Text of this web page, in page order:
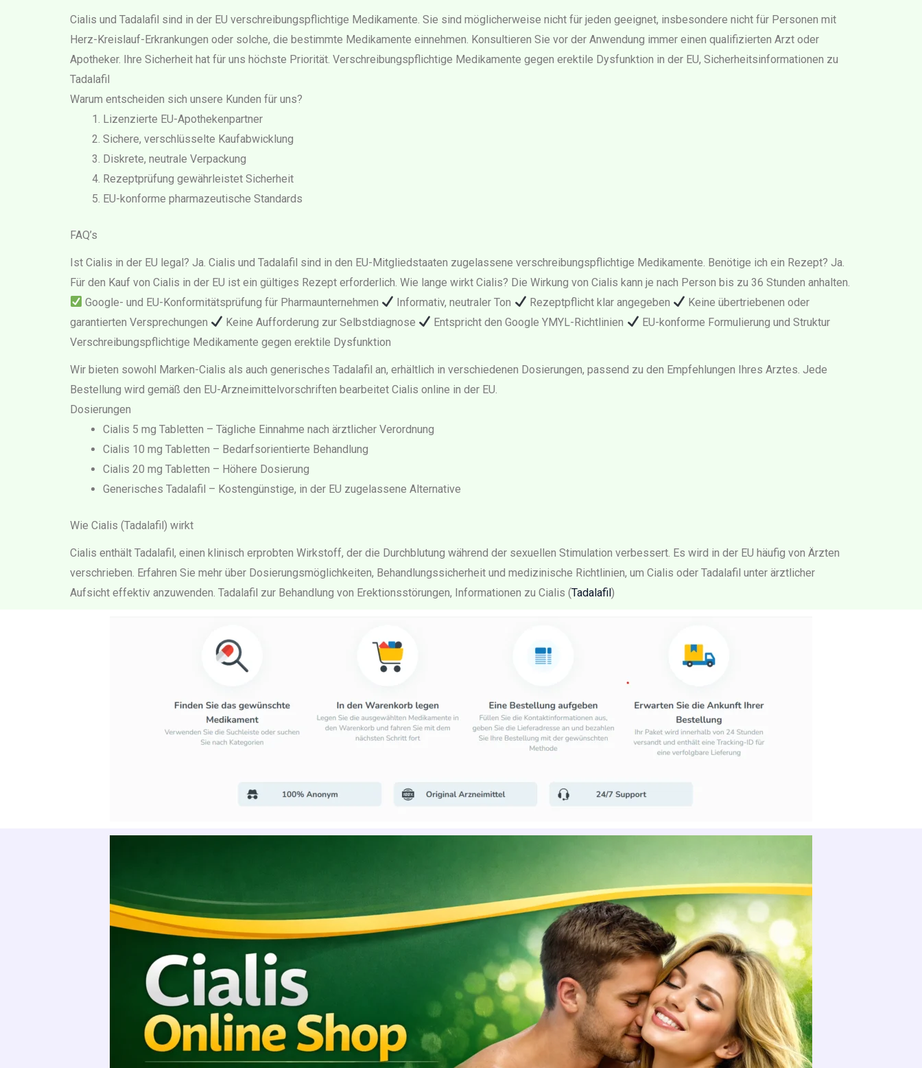
Cialis und Tadalafil sind in der EU verschreibungspflichtige Medikamente. Sie sind möglicherweise nicht für jeden geeignet, insbesondere nicht für Personen mit
Herz-Kreislauf-Erkrankungen oder solche, die bestimmte Medikamente einnehmen. Konsultieren Sie vor der Anwendung immer einen qualifizierten Arzt oder
Apotheker. Ihre Sicherheit hat für uns höchste Priorität. Verschreibungspflichtige Medikamente gegen erektile Dysfunktion in der EU, Sicherheitsinformationen zu
Tadalafil
Warum entscheiden sich unsere Kunden für uns?
Lizenzierte EU-Apothekenpartner
Sichere, verschlüsselte Kaufabwicklung
Diskrete, neutrale Verpackung
Rezeptprüfung gewährleistet Sicherheit
EU-konforme pharmazeutische Standards
FAQ’s
Ist Cialis in der EU legal? Ja. Cialis und Tadalafil sind in den EU-Mitgliedstaaten zugelassene verschreibungspflichtige Medikamente. Benötige ich ein Rezept? Ja.
Für den Kauf von Cialis in der EU ist ein gültiges Rezept erforderlich. Wie lange wirkt Cialis? Die Wirkung von Cialis kann je nach Person bis zu 36 Stunden anhalten.
Google- und EU-Konformitätsprüfung für Pharmaunternehmen
Informativ, neutraler Ton Rezeptpflicht klar angegeben
Keine übertriebenen oder
garantierten Versprechungen
Keine Aufforderung zur Selbstdiagnose Entspricht den Google YMYL-Richtlinien
EU-konforme Formulierung und Struktur
Verschreibungspflichtige Medikamente gegen erektile Dysfunktion
Wir bieten sowohl Marken-Cialis als auch generisches Tadalafil an, erhältlich in verschiedenen Dosierungen, passend zu den Empfehlungen Ihres Arztes. Jede
Bestellung wird gemäß den EU-Arzneimittelvorschriften bearbeitet Cialis online in der EU.
Dosierungen
Cialis 5 mg Tabletten – Tägliche Einnahme nach ärztlicher Verordnung
Cialis 10 mg Tabletten – Bedarfsorientierte Behandlung
Cialis 20 mg Tabletten – Höhere Dosierung
Generisches Tadalafil – Kostengünstige, in der EU zugelassene Alternative
Wie Cialis (Tadalafil) wirkt
Cialis enthält Tadalafil, einen klinisch erprobten Wirkstoff, der die Durchblutung während der sexuellen Stimulation verbessert. Es wird in der EU häufig von Ärzten
verschrieben. Erfahren Sie mehr über Dosierungsmöglichkeiten, Behandlungssicherheit und medizinische Richtlinien, um Cialis oder Tadalafil unter ärztlicher
Aufsicht effektiv anzuwenden. Tadalafil zur Behandlung von Erektionsstörungen, Informationen zu Cialis (Tadalafil)